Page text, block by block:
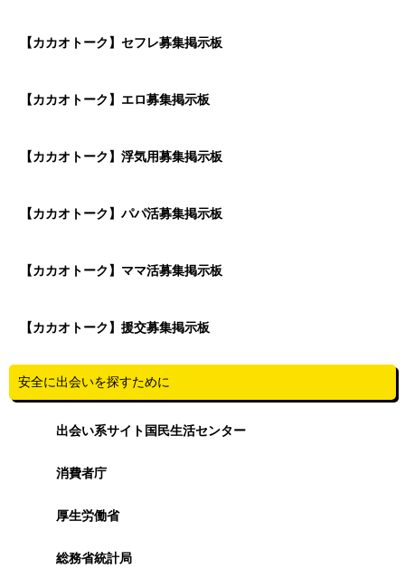
【カカオトーク】セフレ募集掲示板
【カカオトーク】エロ募集掲示板
【カカオトーク】浮気用募集掲示板
【カカオトーク】パパ活募集掲示板
【カカオトーク】ママ活募集掲示板
【カカオトーク】援交募集掲示板
安全に出会いを探すために
出会い系サイト国民生活センター
消費者庁
厚生労働省
総務省統計局